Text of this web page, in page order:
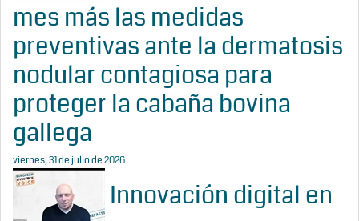
mes más las medidas
preventivas ante la dermatosis
nodular contagiosa para
proteger la cabaña bovina
gallega
viernes, 31 de julio de 2026
Innovación digital en